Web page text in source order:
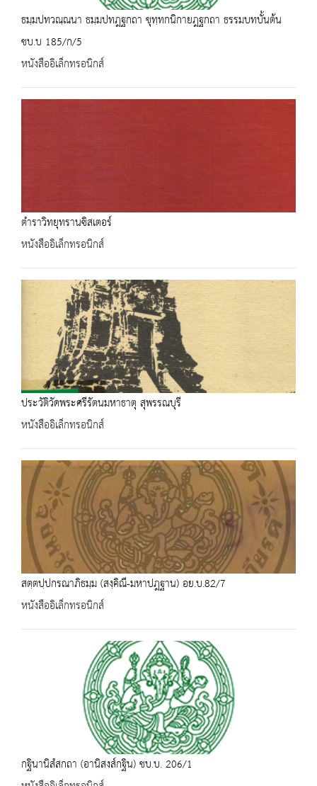
ธมฺมปทวณฺณนา ธมฺมปทฎฐกถา ขุทฺทกนิกายฎฐกถา ธรรมบทบั้นต้น
ชบ.บ 185/ก/5
หนังสืออิเล็กทรอนิกส์
ตำราวิทยุทรานซิสเตอร์
หนังสืออิเล็กทรอนิกส์
ประวัติวัดพระศรีรัตนมหาธาตุ สุพรรณบุรี
หนังสืออิเล็กทรอนิกส์
สตฺตปฺปกรณาภิธมฺม (สงฺคิณี-มหาปฎฐาน) อย.บ.82/7
หนังสืออิเล็กทรอนิกส์
กฐินานิสํสกถา (อานิสงส์กฐิน) ชบ.บ. 206/1